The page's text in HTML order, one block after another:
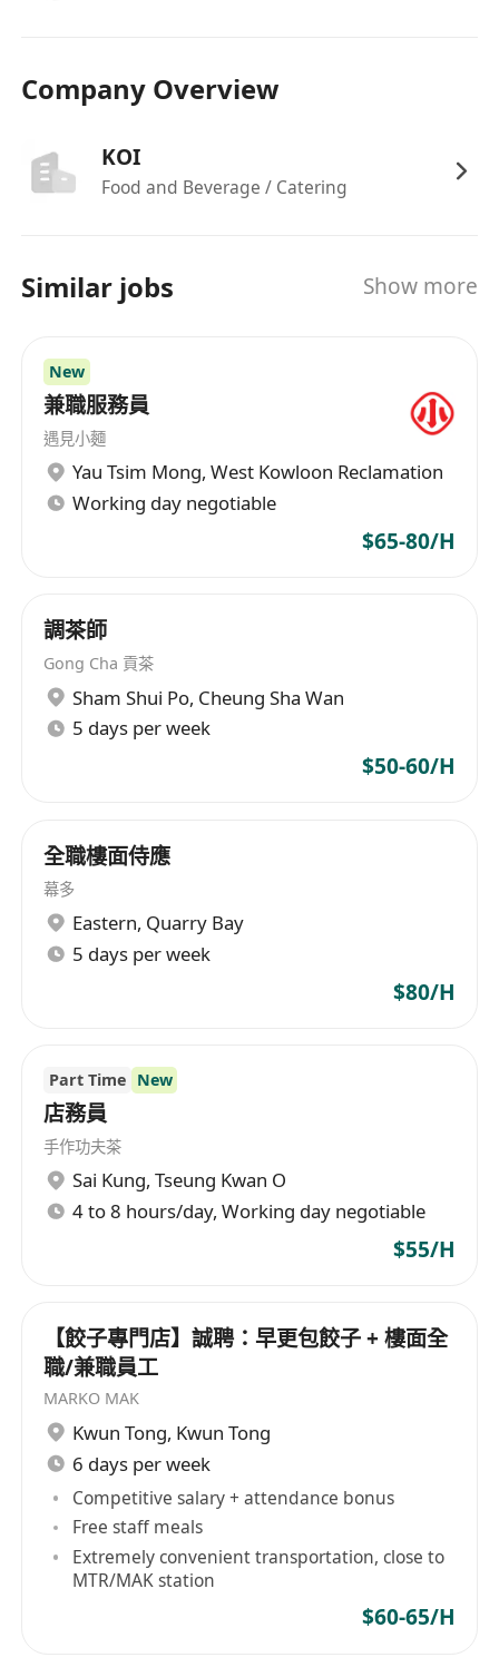
Company Overview
KOI
Food and Beverage / Catering
Similar jobs Show more
New
兼職服務員
遇見小麵
Yau Tsim Mong, West Kowloon Reclamation
Working day negotiable
$65-80/H
調茶師
Gong Cha 貢茶
Sham Shui Po, Cheung Sha Wan
5 days per week
$50-60/H
全職樓面侍應
幕多
Eastern, Quarry Bay
5 days per week
$80/H
Part Time New
店務員
手作功夫茶
Sai Kung, Tseung Kwan O
4 to 8 hours/day, Working day negotiable
$55/H
【餃子專門店】誠聘：早更包餃子 + 樓面全
職/兼職員工
MARKO MAK
Kwun Tong, Kwun Tong
6 days per week
Competitive salary + attendance bonus
Free staff meals
Extremely convenient transportation, close to
MTR/MAK station
$60-65/H